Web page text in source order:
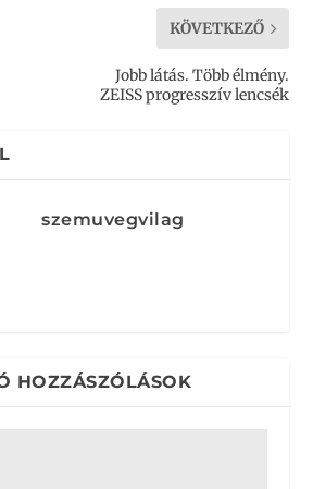
KÖVETKEZŐ
Jobb látás. Több élmény.
ZEISS progresszív lencsék
szemuvegvilag
HOZZÁSZÓLÁSOK